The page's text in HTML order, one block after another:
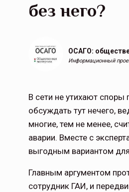
без него?
ОСАГО:
Информационный
В сети не утихают
обсуждать тут нечего,
многие, тем не менее,
аварии. Вместе с
выгодным вариантом
Главным аргументом
сотрудник ГАИ, и